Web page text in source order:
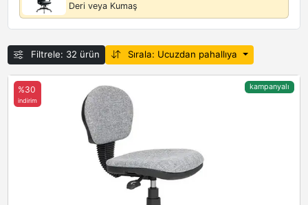
Deri veya Kumaş
Filtrele: 32 ürün Sırala: Ucuzdan pahallıya
%30
indirim
kampanyalı